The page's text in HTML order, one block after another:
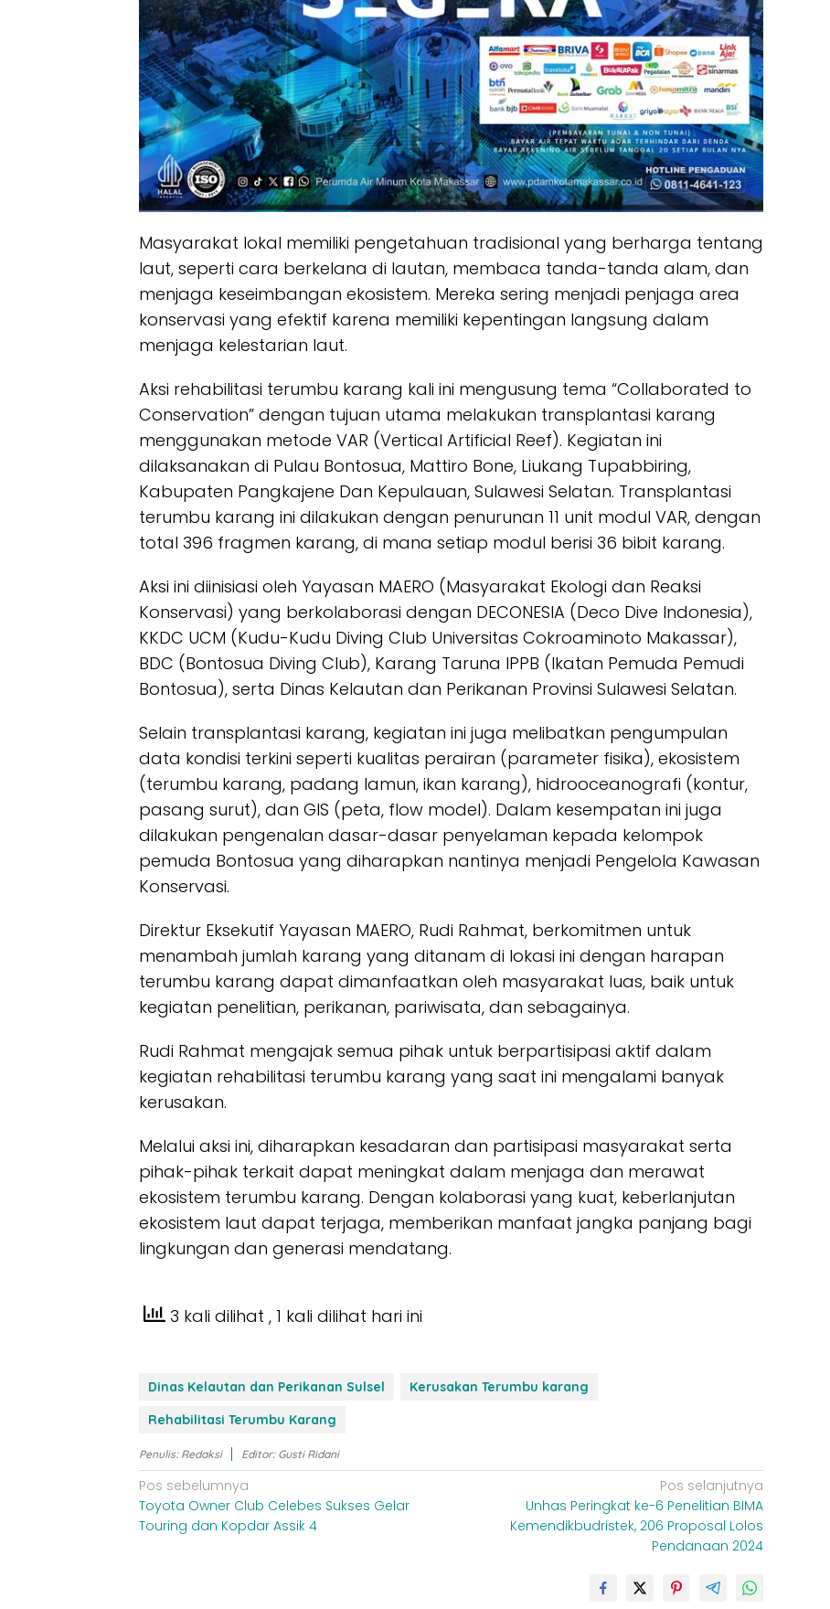
Masyarakat lokal memiliki pengetahuan tradisional yang berharga tentang
laut, seperti cara berkelana di lautan, membaca tanda-tanda alam, dan
menjaga keseimbangan ekosistem. Mereka sering menjadi penjaga area
konservasi yang efektif karena memiliki kepentingan langsung dalam
menjaga kelestarian laut.
Aksi rehabilitasi terumbu karang kali ini mengusung tema “Collaborated to
Conservation” dengan tujuan utama melakukan transplantasi karang
menggunakan metode VAR (Vertical Artificial Reef). Kegiatan ini
dilaksanakan di Pulau Bontosua, Mattiro Bone, Liukang Tupabbiring,
Kabupaten Pangkajene Dan Kepulauan, Sulawesi Selatan. Transplantasi
terumbu karang ini dilakukan dengan penurunan 11 unit modul VAR, dengan
total 396 fragmen karang, di mana setiap modul berisi 36 bibit karang.
Aksi ini diinisiasi oleh Yayasan MAERO (Masyarakat Ekologi dan Reaksi
Konservasi) yang berkolaborasi dengan DECONESIA (Deco Dive Indonesia),
KKDC UCM (Kudu-Kudu Diving Club Universitas Cokroaminoto Makassar),
BDC (Bontosua Diving Club), Karang Taruna IPPB (Ikatan Pemuda Pemudi
Bontosua), serta Dinas Kelautan dan Perikanan Provinsi Sulawesi Selatan.
Selain transplantasi karang, kegiatan ini juga melibatkan pengumpulan
data kondisi terkini seperti kualitas perairan (parameter fisika), ekosistem
(terumbu karang, padang lamun, ikan karang), hidrooceanografi (kontur,
pasang surut), dan GIS (peta, flow model). Dalam kesempatan ini juga
dilakukan pengenalan dasar-dasar penyelaman kepada kelompok
pemuda Bontosua yang diharapkan nantinya menjadi Pengelola Kawasan
Konservasi.
Direktur Eksekutif Yayasan MAERO, Rudi Rahmat, berkomitmen untuk
menambah jumlah karang yang ditanam di lokasi ini dengan harapan
terumbu karang dapat dimanfaatkan oleh masyarakat luas, baik untuk
kegiatan penelitian, perikanan, pariwisata, dan sebagainya.
Rudi Rahmat mengajak semua pihak untuk berpartisipasi aktif dalam
kegiatan rehabilitasi terumbu karang yang saat ini mengalami banyak
kerusakan.
Melalui aksi ini, diharapkan kesadaran dan partisipasi masyarakat serta
pihak-pihak terkait dapat meningkat dalam menjaga dan merawat
ekosistem terumbu karang. Dengan kolaborasi yang kuat, keberlanjutan
ekosistem laut dapat terjaga, memberikan manfaat jangka panjang bagi
lingkungan dan generasi mendatang.
3 kali dilihat , 1 kali dilihat hari ini
Dinas Kelautan dan Perikanan Sulsel
Kerusakan Terumbu karang
Rehabilitasi Terumbu Karang
Penulis: Redaksi Editor: Gusti Ridani
Navigasi
pos
Pos sebelumnya
Toyota Owner Club Celebes Sukses Gelar
Touring dan Kopdar Assik 4
Pos selanjutnya
Unhas Peringkat ke-6 Penelitian BIMA
Kemendikbudristek, 206 Proposal Lolos
Pendanaan 2024